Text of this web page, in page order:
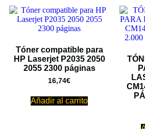
Tóner compatible para
HP Laserjet P2035 2050
2055 2300 páginas
16,74€
Añadir al carrito